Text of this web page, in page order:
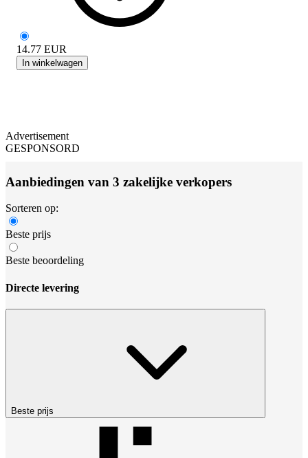
14.77 EUR
In winkelwagen
Advertisement
GESPONSORD
Aanbiedingen van 3 zakelijke verkopers
Sorteren op:
Beste prijs
Beste beoordeling
Directe levering
Beste prijs